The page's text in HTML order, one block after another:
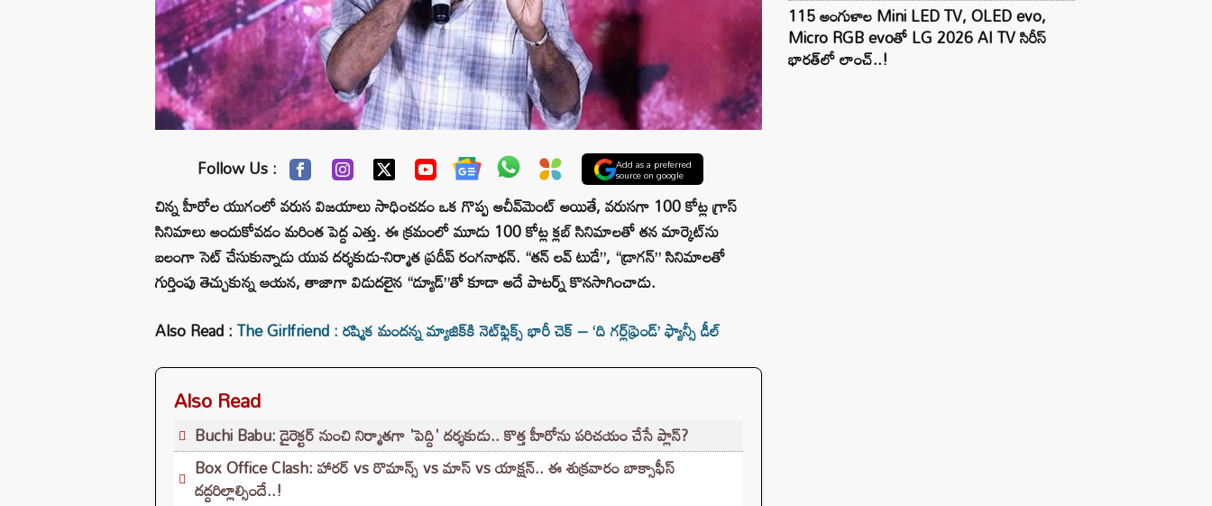
Follow Us : Add as a preferred
source on google
చిన్న హీరోల యుగంలో వరుస విజయాలు సాధించడం ఒక గొప్ప అచీవ్‌మెంట్ అయితే, వరుసగా 100 కోట్ల గ్రాస్
సినిమాలు అందుకోవడం మరింత పెద్ద ఎత్తు. ఈ క్రమంలో మూడు 100 కోట్ల క్లబ్ సినిమాలతో తన మార్కెట్‌ను
బలంగా సెట్ చేసుకున్నాడు యువ దర్శకుడు-నిర్మాత ప్రదీప్ రంగనాథన్. “తన్ లవ్ టుడే”, “డ్రాగన్” సినిమాలతో
గుర్తింపు తెచ్చుకున్న ఆయన, తాజాగా విడుదలైన “డ్యూడ్”తో కూడా అదే పాటర్న్ కొనసాగించాడు.
Also Read :The Girlfriend : రష్మిక మందన్న మ్యాజిక్‌కి నెట్‌ఫ్లిక్స్ భారీ చెక్ – ‘ది గర్ల్‌ఫ్రెండ్’ ఫ్యాన్సీ డీల్
Also Read
Buchi Babu: డైరెక్టర్ నుంచి నిర్మాతగా 'పెద్ది' దర్శకుడు.. కొత్త హీరోను పరిచయం చేసే ప్లాన్?
Box Office Clash: హారర్ vs రొమాన్స్ vs మాస్ vs యాక్షన్.. ఈ శుక్రవారం బాక్సాఫీస్
దద్దరిల్లాల్సిందే..!
115 అంగుళాల Mini LED TV, OLED evo,
Micro RGB evoతో LG 2026 AI TV సిరీస్
భారత్‌లో లాంచ్..!